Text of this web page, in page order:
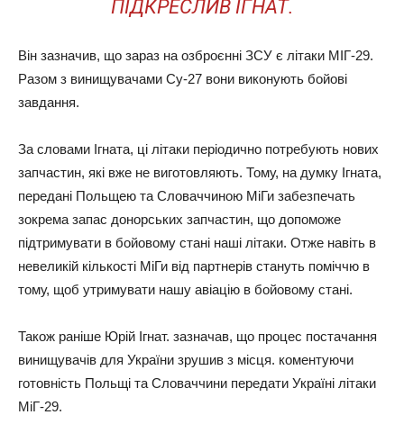
ПІДКРЕСЛИВ ІГНАТ.
Він зазначив, що зараз на озброєнні ЗСУ є літаки МІГ-29.
Разом з винищувачами Су-27 вони виконують бойові
завдання.
За словами Ігната, ці літаки періодично потребують нових
запчастин, які вже не виготовляють. Тому, на думку Ігната,
передані Польщею та Словаччиною МіГи забезпечать
зокрема запас донорських запчастин, що допоможе
підтримувати в бойовому стані наші літаки. Отже навіть в
невеликій кількості МіГи від партнерів стануть поміччю в
тому, щоб утримувати нашу авіацію в бойовому стані.
Також раніше Юрій Ігнат. зазначав, що процес постачання
винищувачів для України зрушив з місця. коментуючи
готовність Польщі та Словаччини передати Україні літаки
МіГ-29.